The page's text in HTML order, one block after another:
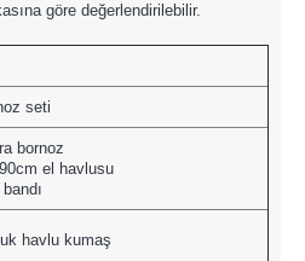
göre değerlendirilebilir.
seti
bornoz
el havlusu
havlu kumaş